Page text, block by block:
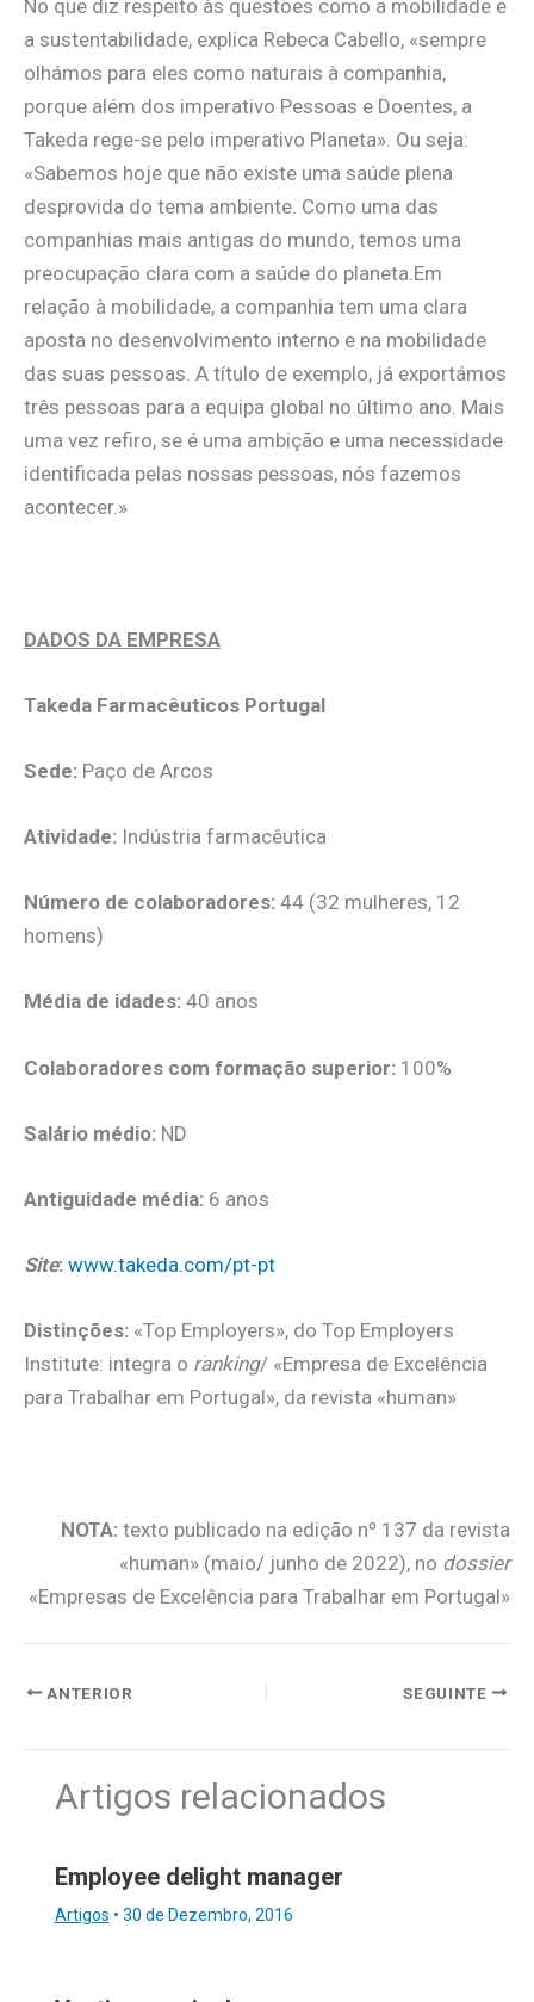
No que diz respeito às questões como a mobilidade e
a sustentabilidade, explica Rebeca Cabello, «sempre
olhámos para eles como naturais à companhia,
porque além dos imperativo Pessoas e Doentes, a
Takeda rege-se pelo imperativo Planeta». Ou seja:
«Sabemos hoje que não existe uma saúde plena
desprovida do tema ambiente. Como uma das
companhias mais antigas do mundo, temos uma
preocupação clara com a saúde do planeta.Em
relação à mobilidade, a companhia tem uma clara
aposta no desenvolvimento interno e na mobilidade
das suas pessoas. A título de exemplo, já exportámos
três pessoas para a equipa global no último ano. Mais
uma vez refiro, se é uma ambição e uma necessidade
identificada pelas nossas pessoas, nós fazemos
acontecer.»
DADOS DA EMPRESA
Takeda Farmacêuticos Portugal
Sede: Paço de Arcos
Atividade: Indústria farmacêutica
Número de colaboradores: 44 (32 mulheres, 12
homens)
Média de idades: 40 anos
Colaboradores com formação superior: 100%
Salário médio: ND
Antiguidade média: 6 anos
Site: www.takeda.com/pt-pt
Distinções: «Top Employers», do Top Employers
Institute: integra o ranking/ «Empresa de Excelência
para Trabalhar em Portugal», da revista «human»
NOTA: texto publicado na edição nº 137 da revista
«human» (maio/ junho de 2022), no dossier
«Empresas de Excelência para Trabalhar em Portugal»
ANTERIOR SEGUINTE
Artigos relacionados
Employee delight manager
Artigos • 30 de Dezembro, 2016